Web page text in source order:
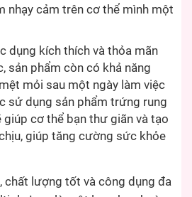
nhạy cảm trên cơ thể mình một
dụng kích thích và thỏa mãn
sản phẩm còn có khả năng
mỏi sau một ngày làm việc
sử dụng sản phẩm trứng rung
giúp cơ thể bạn thư giãn và tạo
giúp tăng cường sức khỏe
chất lượng tốt và công dụng đa